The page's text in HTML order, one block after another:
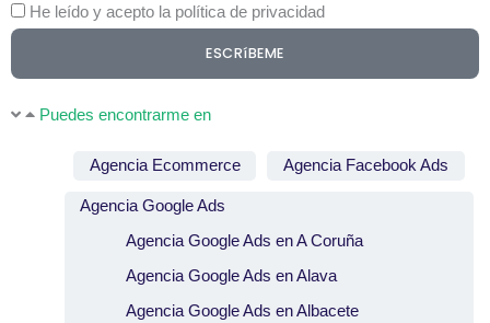
He leído y acepto la política de privacidad
ESCRíBEME
Puedes encontrarme en​
Agencia Ecommerce Agencia Facebook Ads
Agencia Google Ads
Agencia Google Ads en A Coruña
Agencia Google Ads en Alava
Agencia Google Ads en Albacete